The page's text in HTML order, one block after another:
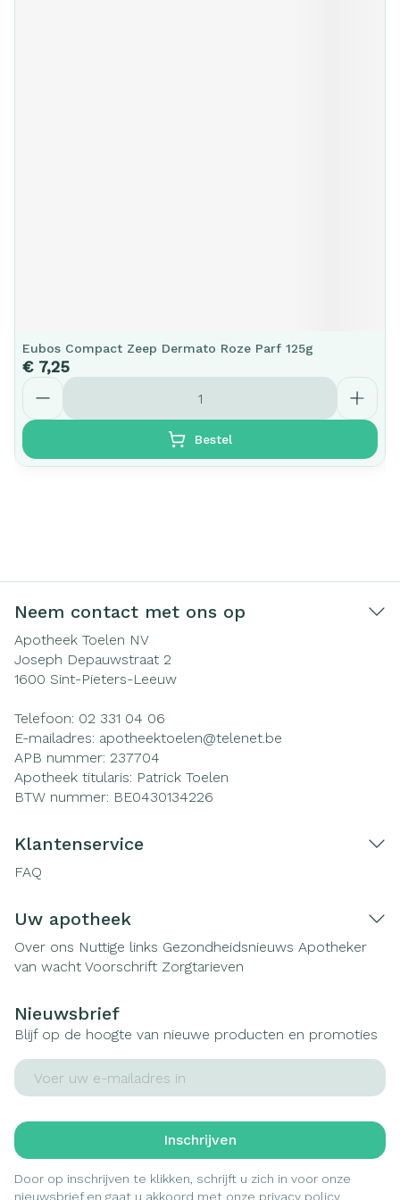
Eubos Compact Zeep Dermato Roze Parf 125g
€ 7,25
Aantal
Bestel
Neem contact met ons op
Apotheek Toelen NV
Joseph Depauwstraat 2
1600 Sint-Pieters-Leeuw
Telefoon: 02 331 04 06
E-mailadres: apotheektoelen@telenet.be
APB nummer: 237704
Apotheek titularis: Patrick Toelen
BTW nummer: BE0430134226
Klantenservice
FAQ
Uw apotheek
Over ons Nuttige links Gezondheidsnieuws Apotheker
van wacht Voorschrift Zorgtarieven
Nieuwsbrief
Blijf op de hoogte van nieuwe producten en promoties
E-mail adres
Inschrijven
Door op inschrijven te klikken, schrijft u zich in voor onze
nieuwsbrief en gaat u akkoord met onze privacy policy.